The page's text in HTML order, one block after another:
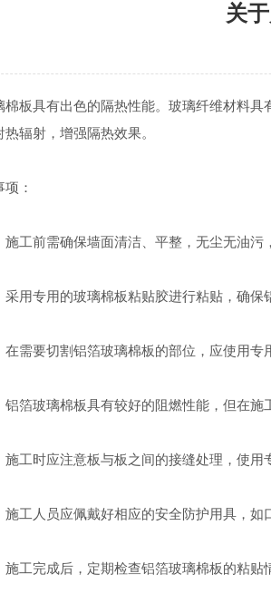
关
具有出色的隔热性能。玻璃纤维材料具
辐射，增强隔热效果。
：
前需确保墙面清洁、平整，无尘无油污
专用的玻璃棉板粘贴胶进行粘贴，确保
要切割铝箔玻璃棉板的部位，应使用专
玻璃棉板具有较好的阻燃性能，但在施
时应注意板与板之间的接缝处理，使用
人员应佩戴好相应的安全防护用具，如
完成后，定期检查铝箔玻璃棉板的粘贴